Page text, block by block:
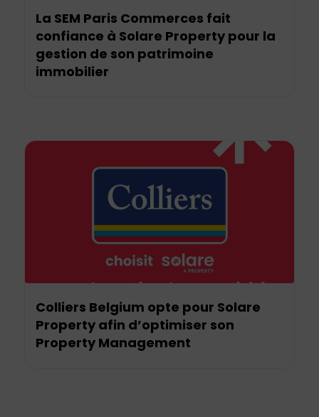
La SEM Paris Commerces fait
confiance à Solare Property pour la
gestion de son patrimoine
immobilier
Colliers Belgium opte pour Solare
Property afin d’optimiser son
Property Management